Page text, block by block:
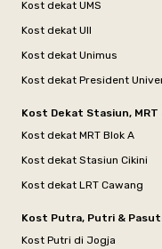
Kost dekat UMS
Kost dekat UII
Kost dekat Unimus
Kost dekat President
Kost Dekat Stasiun,
Kost dekat MRT Blok A
Kost dekat Stasiun Cikini
Kost dekat LRT Cawang
Kost Putra, Putri &
Kost Putri di Jogja